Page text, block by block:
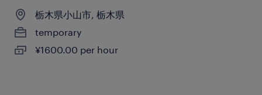
栃木県小山市, 栃木県
temporary
¥1600.00 per hour